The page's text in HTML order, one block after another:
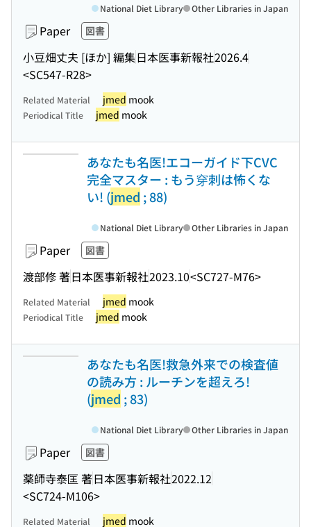
Paper 図書
小豆畑丈夫 [ほか] 編集日本医事新報社2026.4
<SC547-R28>
National Diet Library Other Libraries in Japan
Related Material jmed mook
Periodical Title jmed mook
あなたも名医!エコーガイド下CVC
完全マスター : もう穿刺は怖くな
い! (jmed ; 88)
Paper 図書
渡部修 著日本医事新報社2023.10<SC727-M76>
National Diet Library Other Libraries in Japan
Related Material jmed mook
Periodical Title jmed mook
あなたも名医!救急外来での検査値
の読み方 : ルーチンを超えろ!
(jmed ; 83)
Paper 図書
薬師寺泰匡 著日本医事新報社2022.12
<SC724-M106>
National Diet Library Other Libraries in Japan
Related Material jmed mook